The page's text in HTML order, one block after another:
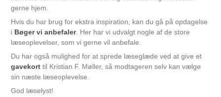
gerne hjem.
Hvis du har brug for ekstra inspiration, kan du gå på opdagelse
i Bøger vi anbefaler. Her har vi udvalgt nogle af de store
læseoplevelser, som vi gerne vil anbefale.
Du har også mulighed for at sprede læseglæde ved at give et
gavekort til Kristian F. Møller, så modtageren selv kan vælge
sin næste læseoplevelse.
God læselyst!